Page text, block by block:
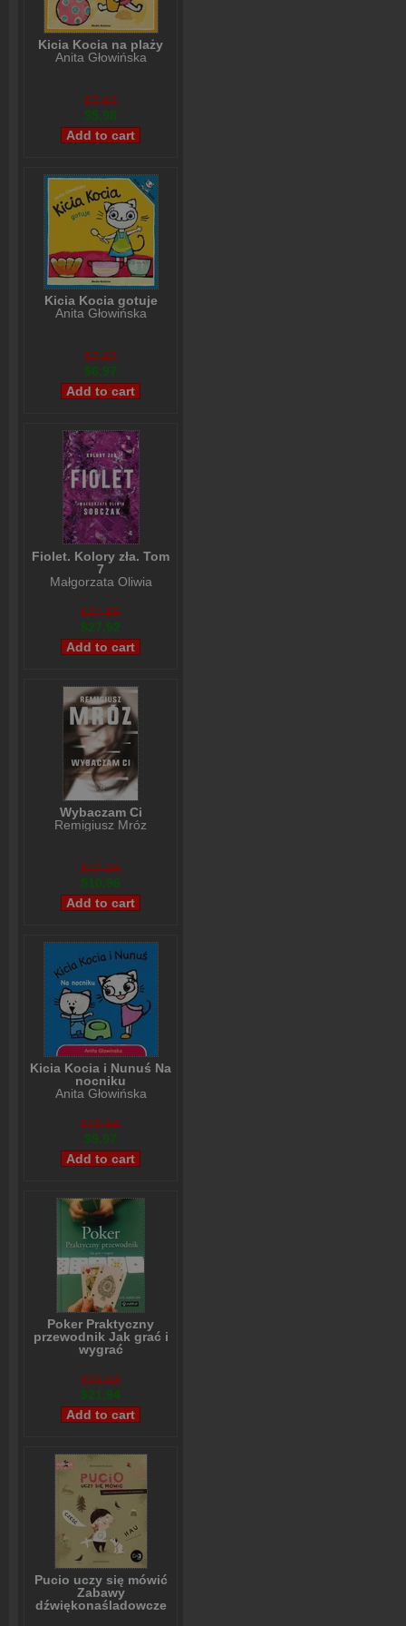
Kicia Kocia na plaży
Anita Głowińska
$7,97
$5,98
Kicia Kocia gotuje
Anita Głowińska
$7,97
$6,97
Fiolet. Kolory zła. Tom
7
Małgorzata Oliwia
$31,55
$27,92
Wybaczam Ci
Remigiusz Mróz
$12,96
$10,96
Kicia Kocia i Nunuś Na
nocniku
Anita Głowińska
$10,96
$9,97
Poker Praktyczny
przewodnik Jak grać i
wygrać
$23,93
$21,94
Pucio uczy się mówić
Zabawy
dźwiękonaśladowcze